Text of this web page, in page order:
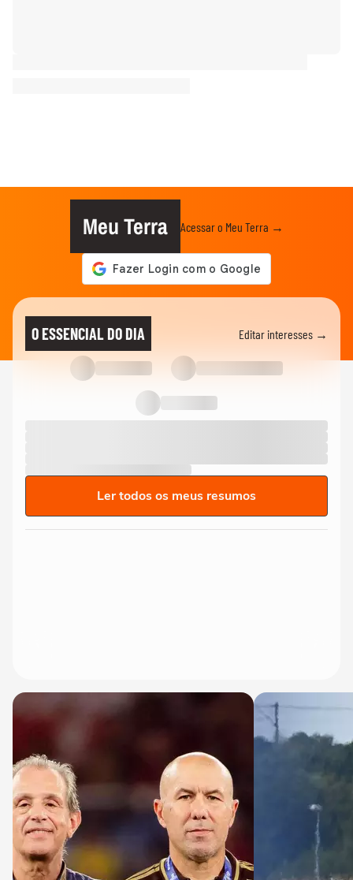
Meu Terra Acessar o Meu Terra →
O ESSENCIAL DO DIA Editar interesses →
Ler todos os meus resumos